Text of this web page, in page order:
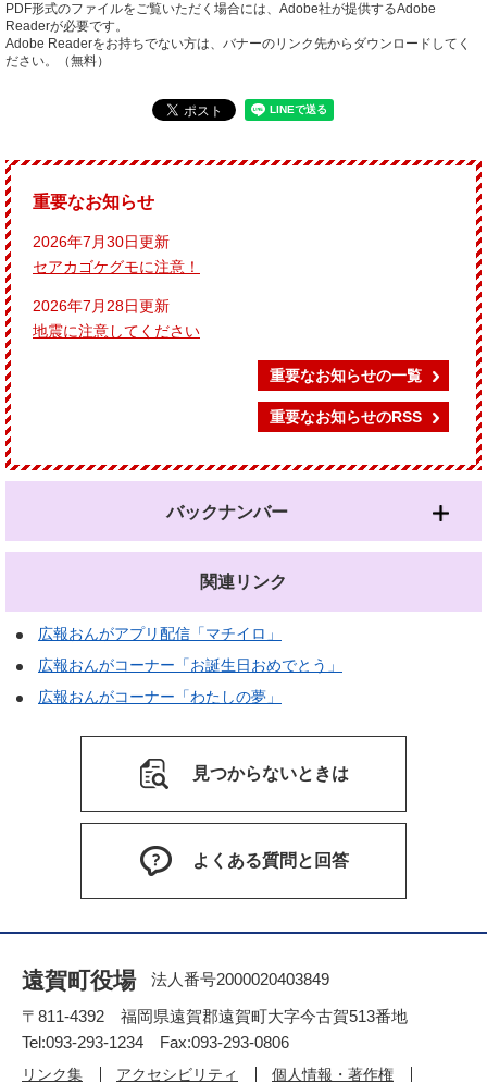
PDF形式のファイルをご覧いただく場合には、Adobe社が提供するAdobe
Readerが必要です。
Adobe Readerをお持ちでない方は、バナーのリンク先からダウンロードしてく
ださい。（無料）
重要なお知らせ
2026年7月30日更新
セアカゴケグモに注意！
2026年7月28日更新
地震に注意してください
重要なお知らせの一覧
重要なお知らせのRSS
バックナンバー
関連リンク
広報おんがアプリ配信「マチイロ」
広報おんがコーナー「お誕生日おめでとう」
広報おんがコーナー「わたしの夢」
見つからないときは
よくある質問と回答
遠賀町役場
法人番号2000020403849
〒811-4392 福岡県遠賀郡遠賀町大字今古賀513番地
Tel:093-293-1234 Fax:093-293-0806
リンク集 アクセシビリティ 個人情報・著作権